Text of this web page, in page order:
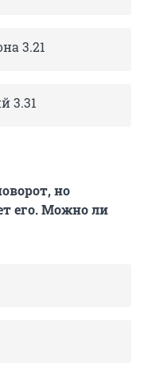
3.21
3.31
но
его. Можно ли